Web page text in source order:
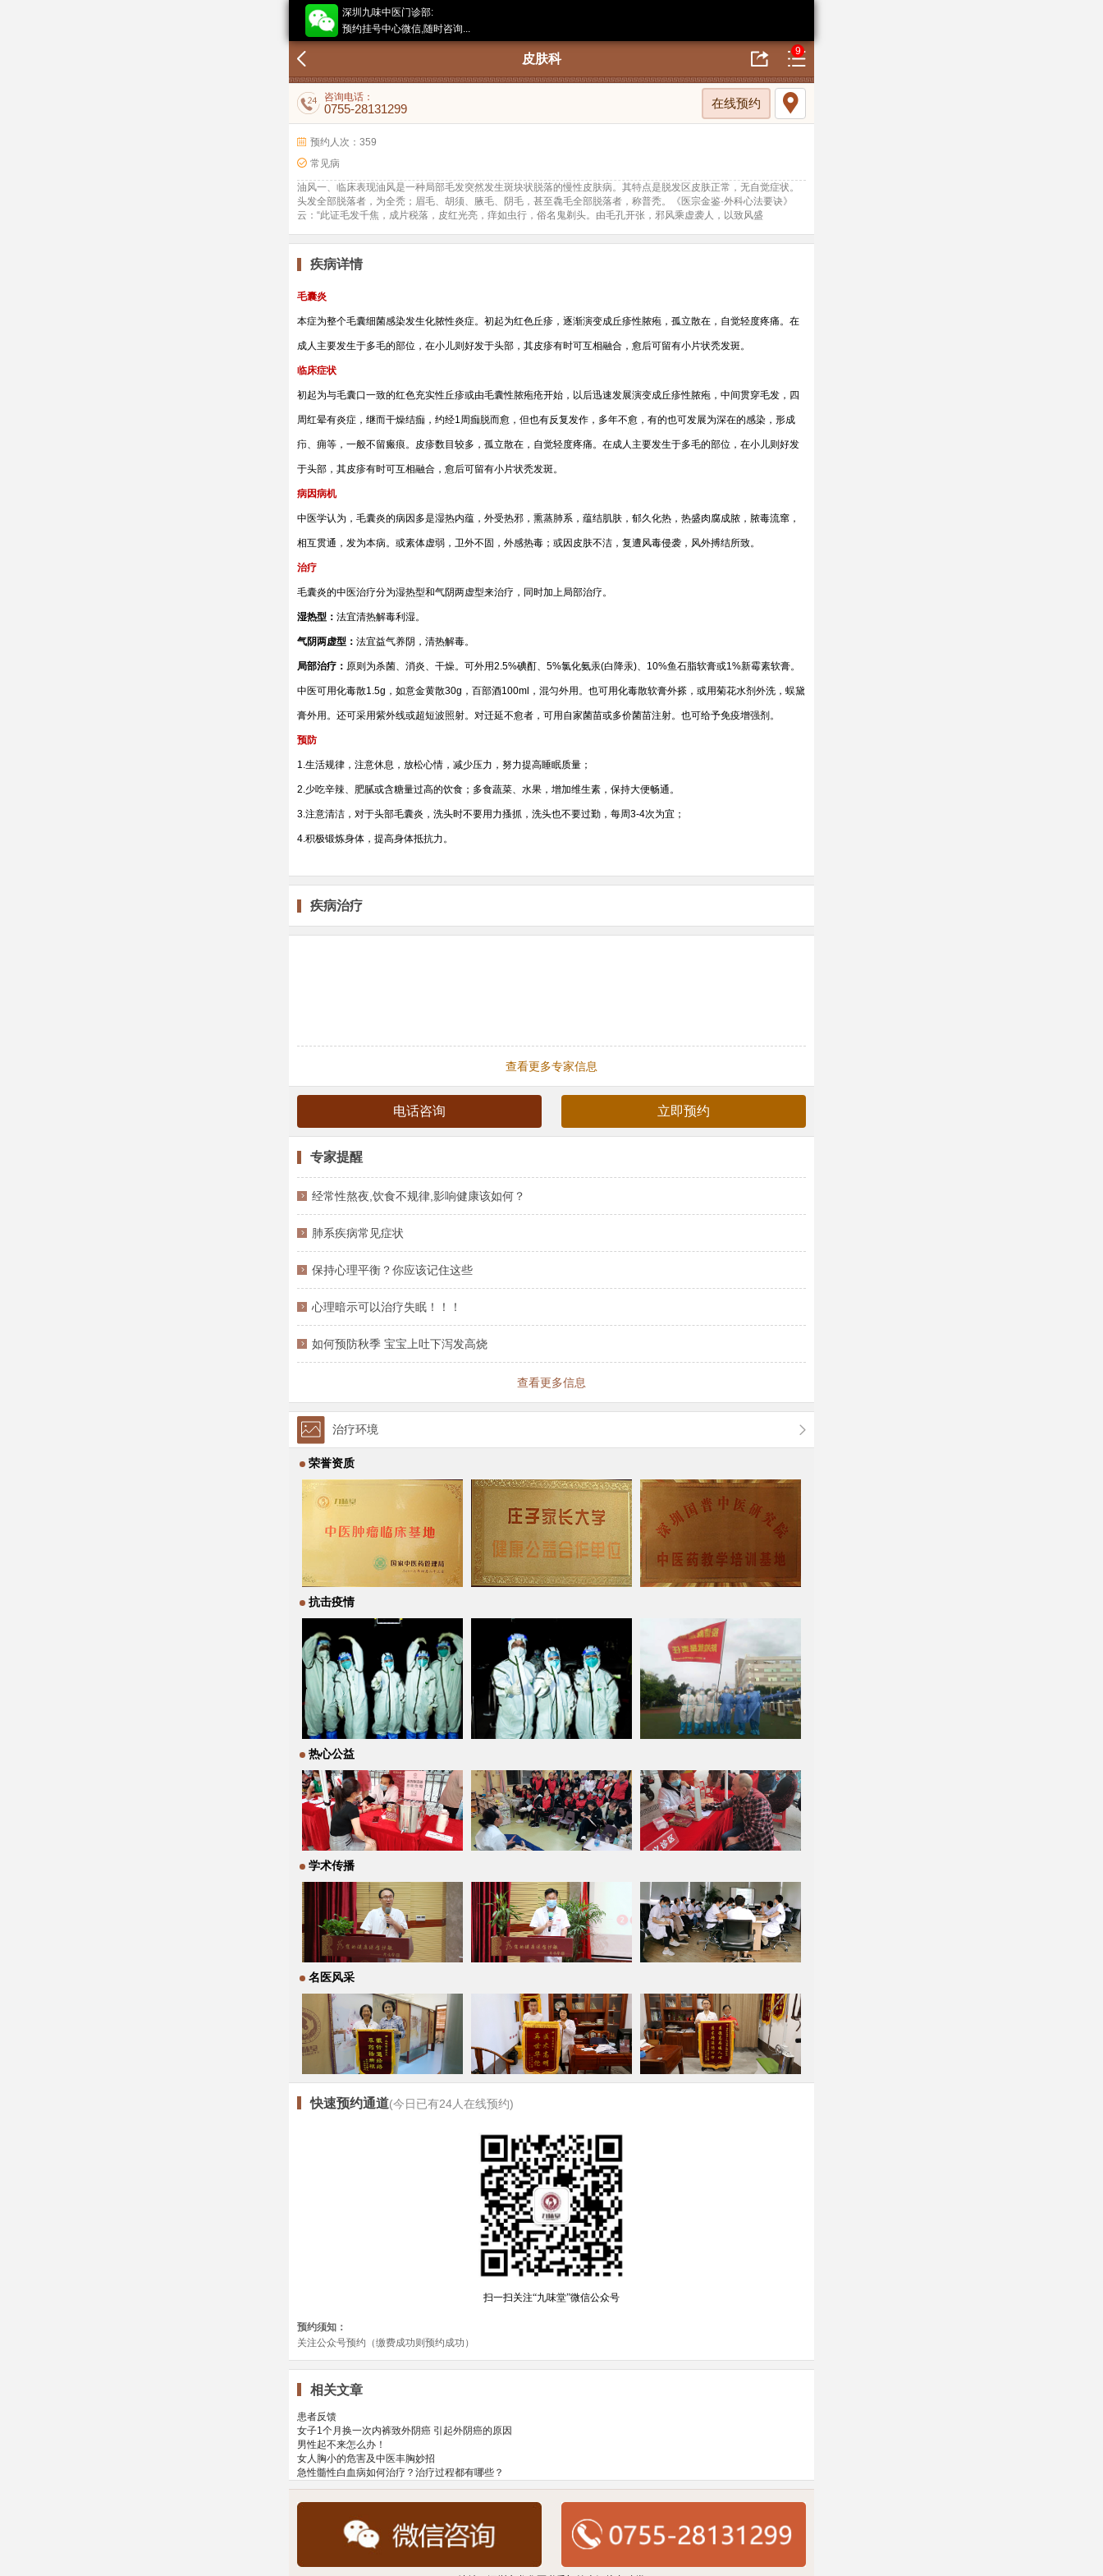
深圳九味中医门诊部:
预约挂号中心微信,随时咨询...
皮肤科
9
咨询电话：
0755-28131299 在线预约
预约人次：359
常见病
油风一、临床表现油风是一种局部毛发突然发生斑块状脱落的慢性皮肤病。其特点是脱发区皮肤正常，无自觉症状。
头发全部脱落者，为全秃；眉毛、胡须、腋毛、阴毛，甚至毳毛全部脱落者，称普秃。《医宗金鉴·外科心法要诀》
云：“此证毛发千焦，成片税落，皮红光亮，痒如虫行，俗名鬼剃头。由毛孔开张，邪风乘虚袭人，以致风盛
疾病详情
毛囊炎
本症为整个毛囊细菌感染发生化脓性炎症。初起为红色丘疹，逐渐演变成丘疹性脓疱，孤立散在，自觉轻度疼痛。在
成人主要发生于多毛的部位，在小儿则好发于头部，其皮疹有时可互相融合，愈后可留有小片状秃发斑。
临床症状
初起为与毛囊口一致的红色充实性丘疹或由毛囊性脓疱疮开始，以后迅速发展演变成丘疹性脓疱，中间贯穿毛发，四
周红晕有炎症，继而干燥结痂，约经1周痂脱而愈，但也有反复发作，多年不愈，有的也可发展为深在的感染，形成
疖、痈等，一般不留瘢痕。皮疹数目较多，孤立散在，自觉轻度疼痛。在成人主要发生于多毛的部位，在小儿则好发
于头部，其皮疹有时可互相融合，愈后可留有小片状秃发斑。
病因病机
中医学认为，毛囊炎的病因多是湿热内蕴，外受热邪，熏蒸肺系，蕴结肌肤，郁久化热，热盛肉腐成脓，脓毒流窜，
相互贯通，发为本病。或素体虚弱，卫外不固，外感热毒；或因皮肤不洁，复遭风毒侵袭，风外搏结所致。
治疗
毛囊炎的中医治疗分为湿热型和气阴两虚型来治疗，同时加上局部治疗。
湿热型： 法宜清热解毒利湿。
气阴两虚型： 法宜益气养阴，清热解毒。
局部治疗： 原则为杀菌、消炎、干燥。可外用2.5%碘酊、5%氯化氨汞(白降汞)、10%鱼石脂软膏或1%新霉素软膏。
中医可用化毒散1.5g，如意金黄散30g，百部酒100ml，混匀外用。也可用化毒散软膏外搽，或用菊花水剂外洗，蜈黛
膏外用。还可采用紫外线或超短波照射。对迁延不愈者，可用自家菌苗或多价菌苗注射。也可给予免疫增强剂。
预防
1.生活规律，注意休息，放松心情，减少压力，努力提高睡眠质量；
2.少吃辛辣、肥腻或含糖量过高的饮食；多食蔬菜、水果，增加维生素，保持大便畅通。
3.注意清洁，对于头部毛囊炎，洗头时不要用力搔抓，洗头也不要过勤，每周3-4次为宜；
4.积极锻炼身体，提高身体抵抗力。
疾病治疗
查看更多专家信息
电话咨询 立即预约
专家提醒
经常性熬夜,饮食不规律,影响健康该如何？
肺系疾病常见症状
保持心理平衡？你应该记住这些
心理暗示可以治疗失眠！！！
如何预防秋季 宝宝上吐下泻发高烧
查看更多信息
治疗环境
荣誉资质
抗击疫情
热心公益
学术传播
名医风采
快速预约通道(今日已有24人在线预约)
相关文章
患者反馈
女子1个月换一次内裤致外阴癌 引起外阴癌的原因
男性起不来怎么办！
女人胸小的危害及中医丰胸妙招
急性髓性白血病如何治疗？治疗过程都有哪些？